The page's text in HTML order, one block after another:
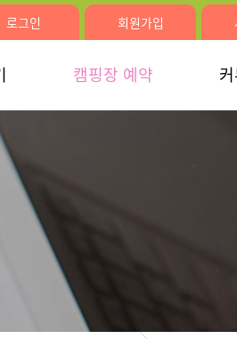
로그인 회원가입
캠핑장 예약